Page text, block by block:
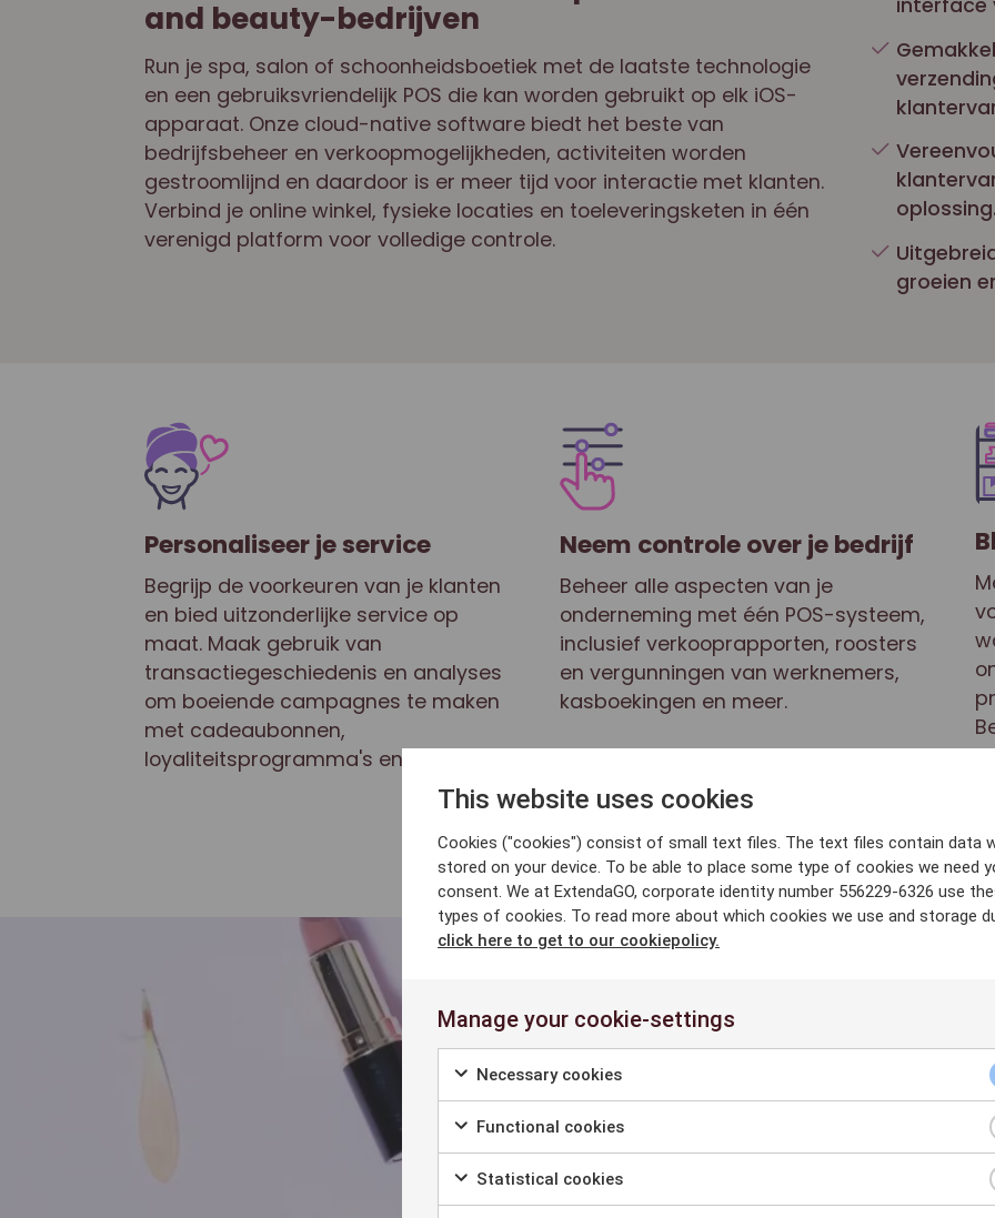
and beauty-bedrijven
Run je spa, salon of schoonheidsboetiek met de laatste technologie
en een gebruiksvriendelijk POS die kan worden gebruikt op elk iOS-
apparaat. Onze cloud-native software biedt het beste van
bedrijfsbeheer en verkoopmogelijkheden, activiteiten worden
gestroomlijnd en daardoor is er meer tijd voor interactie met klanten.
Verbind je online winkel, fysieke locaties en toeleveringsketen in één
verenigd platform voor volledige controle.
groeien
Personaliseer je service
Begrijp de voorkeuren van je klanten
en bied uitzonderlijke service op
maat. Maak gebruik van
transactiegeschiedenis en analyses
om boeiende campagnes te maken
met cadeaubonnen,
loyaliteitsprogramma's en meer.
Neem controle over je bedrijf
Beheer alle aspecten van je
onderneming met één POS-systeem,
inclusief verkooprapporten, roosters
en vergunningen van werknemers,
kasboekingen en meer.
Aanpasbaar,
kosteneffectief en
klaar voor gebruik
This website uses cookies
Cookies ("cookies") consist of small text files. The text files contain data
stored on your device. To be able to place some type of cookies we need
consent. We at ExtendaGO, corporate identity number 556229-6326 use
types of cookies. To read more about which cookies we use and storage
click here to get to our cookiepolicy.
Manage your cookie-settings
Necessary cookies
Functional cookies
Statistical cookies